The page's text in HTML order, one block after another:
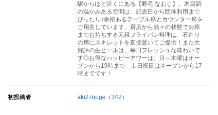
駅からほど近くにある【野毛 なおじ】。木目調
の温かみある空間は、記念日から団体利用まで
ぴったり♪余裕あるテーブル席とカウンター席を
ご用意しています。厨房から熱々の状態でお席
までお持ちする元祖フライパン料理は、石造り
の席にスキレットを直接置いてご提供！また大
好評の生ビールは、毎日フレッシュな味わいで
す◎お得なハッピーアワーは、月～木曜はオー
プンから19時まで、土日祝日はオープンから17
時までです！
初投稿者 aki27noge （342）